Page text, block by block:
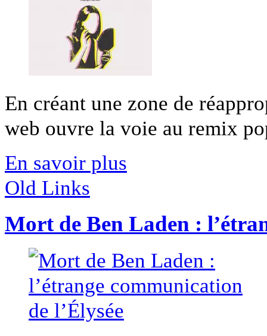
En créant une zone de
web ouvre la voie au remix
En savoir plus
Old Links
Mort de Ben Laden :